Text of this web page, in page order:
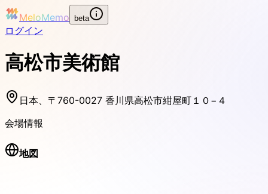
MeloMemo beta
ログイン
高松市美術館
日本、〒760-0027 香川県高松市紺屋町１０−４
会場情報
地図